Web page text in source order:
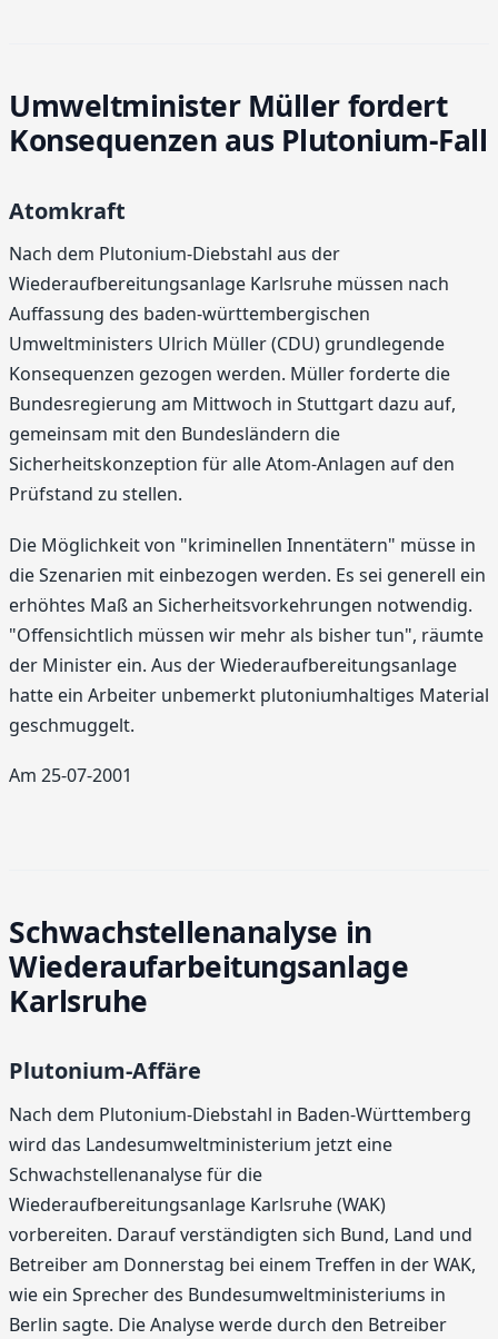
Umweltminister Müller fordert
Konsequenzen aus Plutonium-Fall
Atomkraft
Nach dem Plutonium-Diebstahl aus der
Wiederaufbereitungsanlage Karlsruhe müssen nach
Auffassung des baden-württembergischen
Umweltministers Ulrich Müller (CDU) grundlegende
Konsequenzen gezogen werden. Müller forderte die
Bundesregierung am Mittwoch in Stuttgart dazu auf,
gemeinsam mit den Bundesländern die
Sicherheitskonzeption für alle Atom-Anlagen auf den
Prüfstand zu stellen.
Die Möglichkeit von "kriminellen Innentätern" müsse in
die Szenarien mit einbezogen werden. Es sei generell ein
erhöhtes Maß an Sicherheitsvorkehrungen notwendig.
"Offensichtlich müssen wir mehr als bisher tun", räumte
der Minister ein. Aus der Wiederaufbereitungsanlage
hatte ein Arbeiter unbemerkt plutoniumhaltiges Material
geschmuggelt.
Am 25-07-2001
Schwachstellenanalyse in
Wiederaufarbeitungsanlage
Karlsruhe
Plutonium-Affäre
Nach dem Plutonium-Diebstahl in Baden-Württemberg
wird das Landesumweltministerium jetzt eine
Schwachstellenanalyse für die
Wiederaufbereitungsanlage Karlsruhe (WAK)
vorbereiten. Darauf verständigten sich Bund, Land und
Betreiber am Donnerstag bei einem Treffen in der WAK,
wie ein Sprecher des Bundesumweltministeriums in
Berlin sagte. Die Analyse werde durch den Betreiber